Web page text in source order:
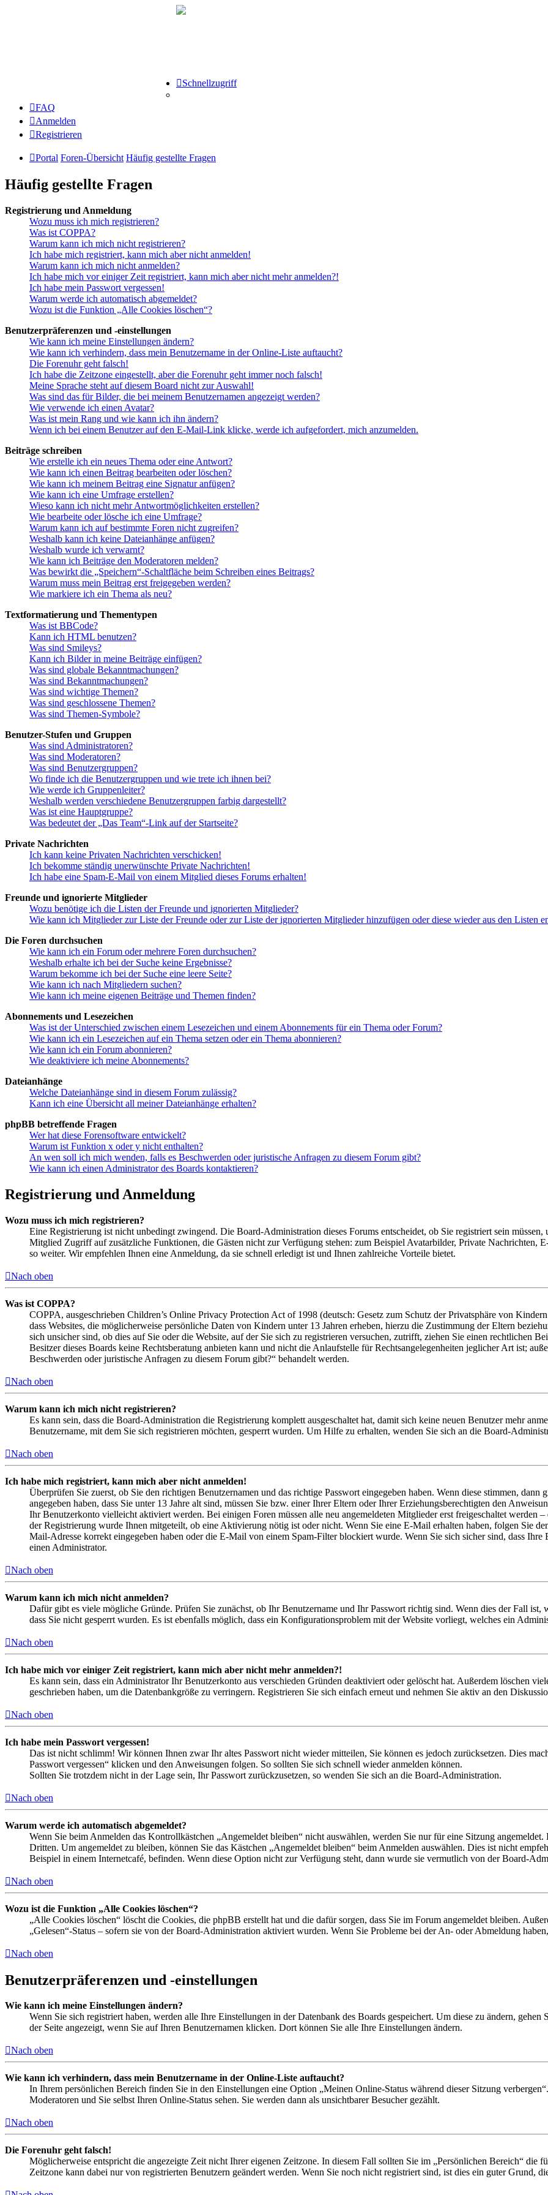
Schnellzugriff
FAQ
Anmelden
Registrieren
Portal Foren-Übersicht Häufig gestellte Fragen
Häufig gestellte Fragen
Registrierung und Anmeldung
Wozu muss ich mich registrieren?
Was ist COPPA?
Warum kann ich mich nicht registrieren?
Ich habe mich registriert, kann mich aber nicht anmelden!
Warum kann ich mich nicht anmelden?
Ich habe mich vor einiger Zeit registriert, kann mich aber nicht mehr anmelden?!
Ich habe mein Passwort vergessen!
Warum werde ich automatisch abgemeldet?
Wozu ist die Funktion „Alle Cookies löschen“?
Benutzerpräferenzen und -einstellungen
Wie kann ich meine Einstellungen ändern?
Wie kann ich verhindern, dass mein Benutzername in der Online-Liste auftaucht?
Die Forenuhr geht falsch!
Ich habe die Zeitzone eingestellt, aber die Forenuhr geht immer noch falsch!
Meine Sprache steht auf diesem Board nicht zur Auswahl!
Was sind das für Bilder, die bei meinem Benutzernamen angezeigt werden?
Wie verwende ich einen Avatar?
Was ist mein Rang und wie kann ich ihn ändern?
Wenn ich bei einem Benutzer auf den E-Mail-Link klicke, werde ich aufgefordert, mich anzumelden.
Beiträge schreiben
Wie erstelle ich ein neues Thema oder eine Antwort?
Wie kann ich einen Beitrag bearbeiten oder löschen?
Wie kann ich meinem Beitrag eine Signatur anfügen?
Wie kann ich eine Umfrage erstellen?
Wieso kann ich nicht mehr Antwortmöglichkeiten erstellen?
Wie bearbeite oder lösche ich eine Umfrage?
Warum kann ich auf bestimmte Foren nicht zugreifen?
Weshalb kann ich keine Dateianhänge anfügen?
Weshalb wurde ich verwarnt?
Wie kann ich Beiträge den Moderatoren melden?
Was bewirkt die „Speichern“-Schaltfläche beim Schreiben eines Beitrags?
Warum muss mein Beitrag erst freigegeben werden?
Wie markiere ich ein Thema als neu?
Textformatierung und Thementypen
Was ist BBCode?
Kann ich HTML benutzen?
Was sind Smileys?
Kann ich Bilder in meine Beiträge einfügen?
Was sind globale Bekanntmachungen?
Was sind Bekanntmachungen?
Was sind wichtige Themen?
Was sind geschlossene Themen?
Was sind Themen-Symbole?
Benutzer-Stufen und Gruppen
Was sind Administratoren?
Was sind Moderatoren?
Was sind Benutzergruppen?
Wo finde ich die Benutzergruppen und wie trete ich ihnen bei?
Wie werde ich Gruppenleiter?
Weshalb werden verschiedene Benutzergruppen farbig dargestellt?
Was ist eine Hauptgruppe?
Was bedeutet der „Das Team“-Link auf der Startseite?
Private Nachrichten
Ich kann keine Privaten Nachrichten verschicken!
Ich bekomme ständig unerwünschte Private Nachrichten!
Ich habe eine Spam-E-Mail von einem Mitglied dieses Forums erhalten!
Freunde und ignorierte Mitglieder
Wozu benötige ich die Listen der Freunde und ignorierten Mitglieder?
Wie kann ich Mitglieder zur Liste der Freunde oder zur Liste der ignorierten Mitglieder hinzufügen oder diese wieder aus den Listen
Die Foren durchsuchen
Wie kann ich ein Forum oder mehrere Foren durchsuchen?
Weshalb erhalte ich bei der Suche keine Ergebnisse?
Warum bekomme ich bei der Suche eine leere Seite?
Wie kann ich nach Mitgliedern suchen?
Wie kann ich meine eigenen Beiträge und Themen finden?
Abonnements und Lesezeichen
Was ist der Unterschied zwischen einem Lesezeichen und einem Abonnements für ein Thema oder Forum?
Wie kann ich ein Lesezeichen auf ein Thema setzen oder ein Thema abonnieren?
Wie kann ich ein Forum abonnieren?
Wie deaktiviere ich meine Abonnements?
Dateianhänge
Welche Dateianhänge sind in diesem Forum zulässig?
Kann ich eine Übersicht all meiner Dateianhänge erhalten?
phpBB betreffende Fragen
Wer hat diese Forensoftware entwickelt?
Warum ist Funktion x oder y nicht enthalten?
An wen soll ich mich wenden, falls es Beschwerden oder juristische Anfragen zu diesem Forum gibt?
Wie kann ich einen Administrator des Boards kontaktieren?
Registrierung und Anmeldung
Wozu muss ich mich registrieren?
Eine Registrierung ist nicht unbedingt zwingend. Die Board-Administration dieses Forums entscheidet, ob Sie registriert sein
Mitglied Zugriff auf zusätzliche Funktionen, die Gästen nicht zur Verfügung stehen: zum Beispiel Avatarbilder, Private Nachrichten,
so weiter. Wir empfehlen Ihnen eine Anmeldung, da sie schnell erledigt ist und Ihnen zahlreiche Vorteile bietet.
Nach oben
Was ist COPPA?
COPPA, ausgeschrieben Children’s Online Privacy Protection Act of 1998 (deutsch: Gesetz zum Schutz der Privatsphäre von
dass Websites, die möglicherweise persönliche Daten von Kindern unter 13 Jahren erheben, hierzu die Zustimmung der Eltern
sich unsicher sind, ob dies auf Sie oder die Website, auf der Sie sich zu registrieren versuchen, zutrifft, ziehen Sie einen rechtlichen
Besitzer dieses Boards keine Rechtsberatung anbieten kann und nicht die Anlaufstelle für Rechtsangelegenheiten jeglicher Art ist;
Beschwerden oder juristische Anfragen zu diesem Forum gibt?“ behandelt werden.
Nach oben
Warum kann ich mich nicht registrieren?
Es kann sein, dass die Board-Administration die Registrierung komplett ausgeschaltet hat, damit sich keine neuen Benutzer mehr
Benutzername, mit dem Sie sich registrieren möchten, gesperrt wurden. Um Hilfe zu erhalten, wenden Sie sich an die Board-
Nach oben
Ich habe mich registriert, kann mich aber nicht anmelden!
Überprüfen Sie zuerst, ob Sie den richtigen Benutzernamen und das richtige Passwort eingegeben haben. Wenn diese stimmen, dann
angegeben haben, dass Sie unter 13 Jahre alt sind, müssen Sie bzw. einer Ihrer Eltern oder Ihrer Erziehungsberechtigten den
Ihr Benutzerkonto vielleicht aktiviert werden. Bei einigen Foren müssen alle neu angemeldeten Mitglieder erst freigeschaltet werden
der Registrierung wurde Ihnen mitgeteilt, ob eine Aktivierung nötig ist oder nicht. Wenn Sie eine E-Mail erhalten haben, folgen Sie
Mail-Adresse korrekt eingegeben haben oder die E-Mail von einem Spam-Filter blockiert wurde. Wenn Sie sich sicher sind, dass
einen Administrator.
Nach oben
Warum kann ich mich nicht anmelden?
Dafür gibt es viele mögliche Gründe. Prüfen Sie zunächst, ob Ihr Benutzername und Ihr Passwort richtig sind. Wenn dies der Fall ist,
dass Sie nicht gesperrt wurden. Es ist ebenfalls möglich, dass ein Konfigurationsproblem mit der Website vorliegt, welches ein
Nach oben
Ich habe mich vor einiger Zeit registriert, kann mich aber nicht mehr anmelden?!
Es kann sein, dass ein Administrator Ihr Benutzerkonto aus verschieden Gründen deaktiviert oder gelöscht hat. Außerdem löschen
geschrieben haben, um die Datenbankgröße zu verringern. Registrieren Sie sich einfach erneut und nehmen Sie aktiv an den
Nach oben
Ich habe mein Passwort vergessen!
Das ist nicht schlimm! Wir können Ihnen zwar Ihr altes Passwort nicht wieder mitteilen, Sie können es jedoch zurücksetzen. Dies
Passwort vergessen“ klicken und den Anweisungen folgen. So sollten Sie sich schnell wieder anmelden können.
Sollten Sie trotzdem nicht in der Lage sein, Ihr Passwort zurückzusetzen, so wenden Sie sich an die Board-Administration.
Nach oben
Warum werde ich automatisch abgemeldet?
Wenn Sie beim Anmelden das Kontrollkästchen „Angemeldet bleiben“ nicht auswählen, werden Sie nur für eine Sitzung
Dritten. Um angemeldet zu bleiben, können Sie das Kästchen „Angemeldet bleiben“ beim Anmelden auswählen. Dies ist nicht
Beispiel in einem Internetcafé, befinden. Wenn diese Option nicht zur Verfügung steht, dann wurde sie vermutlich von der Board-
Nach oben
Wozu ist die Funktion „Alle Cookies löschen“?
„Alle Cookies löschen“ löscht die Cookies, die phpBB erstellt hat und die dafür sorgen, dass Sie im Forum angemeldet bleiben.
„Gelesen“-Status – sofern sie von der Board-Administration aktiviert wurden. Wenn Sie Probleme bei der An- oder Abmeldung
Nach oben
Benutzerpräferenzen und -einstellungen
Wie kann ich meine Einstellungen ändern?
Wenn Sie sich registriert haben, werden alle Ihre Einstellungen in der Datenbank des Boards gespeichert. Um diese zu ändern,
der Seite angezeigt, wenn Sie auf Ihren Benutzernamen klicken. Dort können Sie alle Ihre Einstellungen ändern.
Nach oben
Wie kann ich verhindern, dass mein Benutzername in der Online-Liste auftaucht?
In Ihrem persönlichen Bereich finden Sie in den Einstellungen eine Option „Meinen Online-Status während dieser Sitzung
Moderatoren und Sie selbst Ihren Online-Status sehen. Sie werden dann als unsichtbarer Besucher gezählt.
Nach oben
Die Forenuhr geht falsch!
Möglicherweise entspricht die angezeigte Zeit nicht Ihrer eigenen Zeitzone. In diesem Fall sollten Sie im „Persönlichen Bereich“ die
Zeitzone kann dabei nur von registrierten Benutzern geändert werden. Wenn Sie noch nicht registriert sind, ist dies ein guter Grund,